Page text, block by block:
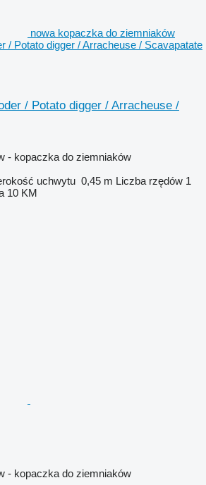
nowa kopaczka do ziemniaków
/ Potato digger / Arracheuse / Scavapatate
/ Potato digger / Arracheuse /
- kopaczka do ziemniaków
uchwytu 0,45 m Liczba rzędów 1
10 KM
- kopaczka do ziemniaków